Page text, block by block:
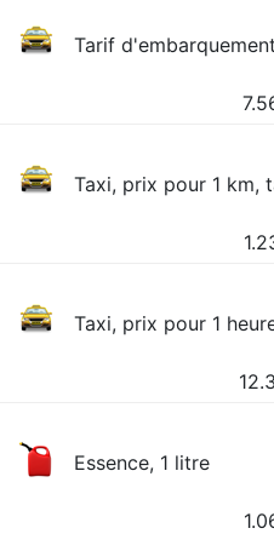
Tarif
Taxi, prix pour 1 km,
Taxi, prix pour 1
Essence, 1 litre